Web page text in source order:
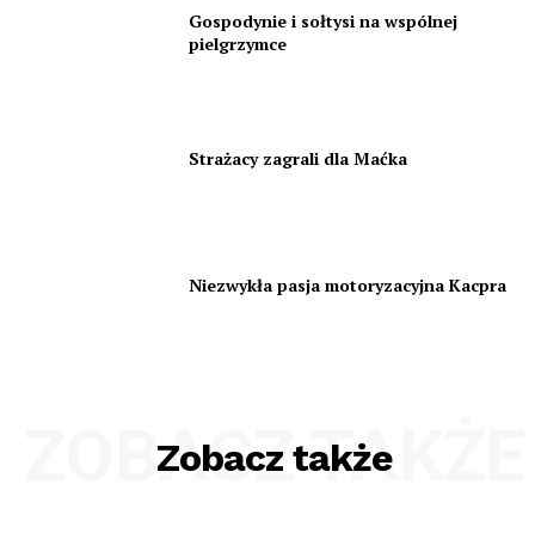
Gospodynie i sołtysi na wspólnej
pielgrzymce
Strażacy zagrali dla Maćka
Niezwykła pasja motoryzacyjna Kacpra
Zobacz także
ZOBACZ TAKŻE